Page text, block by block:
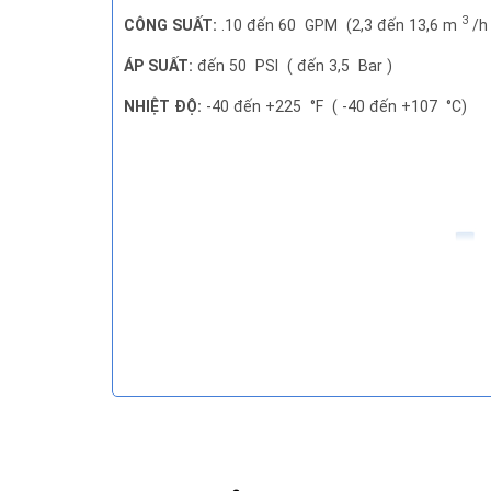
CÔNG SUẤT: .10 đến 60 GPM (2,3 đến 13,6 m 3 /h
ÁP SUẤT: đến 50 PSI ( đến 3,5 Bar )
NHIỆT ĐỘ: -40 đến +225 °F ( -40 đến +107 °C)